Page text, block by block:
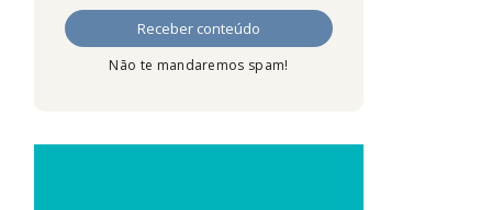
Não te mandaremos spam!